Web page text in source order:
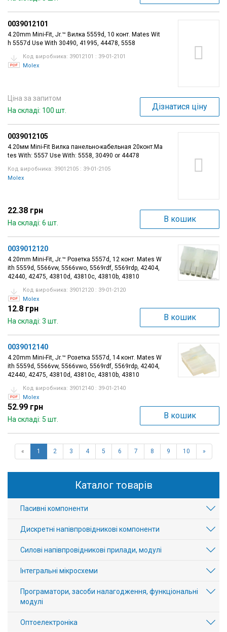
0039012101
4.20mm Mini-Fit, Jr.™ Вилка 5559d, 10 конт. Mates Wit
h 5557d Use With 30490, 41995, 44478, 5558
Код виробника: 39012101 : 39-01-2101
Molex
Ціна за запитом
На складі: 100 шт.
Дізнатися ціну
0039012105
4.20мм Mini-Fit Вилка панельно-кабельная 20конт.Ma
tes With: 5557 Use With: 5558, 30490 or 44478
Код виробника: 39012105 : 39-01-2105
Molex
22.38 грн
На складі: 6 шт. В кошик
0039012120
4.20mm Mini-Fit, Jr.™ Розетка 5557d, 12 конт. Mates W
ith 5559d, 5566vw, 5566vwo, 5569rdf, 5569rdp, 42404,
42440, 42475, 43810d, 43810c, 43810b, 43810
Код виробника: 39012120 : 39-01-2120
Molex
12.8 грн
На складі: 3 шт. В кошик
0039012140
4.20mm Mini-Fit, Jr.™ Розетка 5557d, 14 конт. Mates W
ith 5559d, 5566vw, 5566vwo, 5569rdf, 5569rdp, 42404,
42440, 42475, 43810d, 43810c, 43810b, 43810
Код виробника: 39012140 : 39-01-2140
Molex
52.99 грн
На складі: 5 шт. В кошик
« 1 2 3 4 5 6 7 8 9 10 »
Каталог товарів
Пасивні компоненти
Дискретні напівпровідникові компоненти
Силові напівпровідникові прилади, модулі
Інтегральні мікросхеми
Програматори, засоби налагодження, функціональні
модулі
Оптоелектроніка